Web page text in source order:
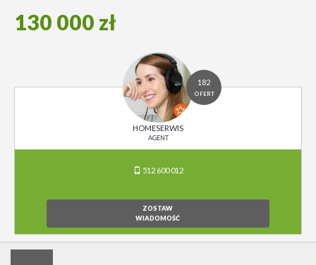
130 000 zł
182
OFERT
HOMESERWIS
AGENT
512 600 012
ZOSTAW
WIADOMOŚĆ